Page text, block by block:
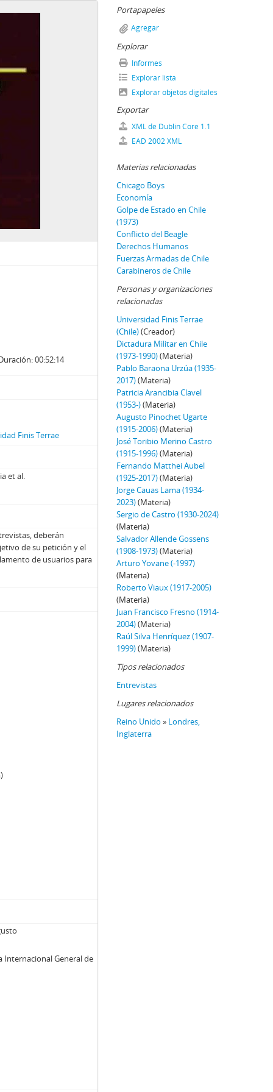
00:52:14
Finis Terrae
et al.
deberán
de su petición y el
de usuarios para
Internacional General de
Portapapeles
Agregar
Explorar
Informes
Explorar lista
Explorar objetos digitales
Exportar
XML de Dublin Core 1.1
EAD 2002 XML
Materias relacionadas
Chicago Boys
Economía
Golpe de Estado en Chile
(1973)
Conflicto del Beagle
Derechos Humanos
Fuerzas Armadas de Chile
Carabineros de Chile
Personas y organizaciones
relacionadas
Universidad Finis Terrae
(Chile)(Creador)
Dictadura Militar en Chile
(1973-1990)(Materia)
Pablo Baraona Urzúa (1935-
2017)(Materia)
Patricia Arancibia Clavel
(1953-)(Materia)
Augusto Pinochet Ugarte
(1915-2006)(Materia)
José Toribio Merino Castro
(1915-1996)(Materia)
Fernando Matthei Aubel
(1925-2017)(Materia)
Jorge Cauas Lama (1934-
2023)(Materia)
Sergio de Castro (1930-2024)
(Materia)
Salvador Allende Gossens
(1908-1973)(Materia)
Arturo Yovane (-1997)
(Materia)
Roberto Viaux (1917-2005)
(Materia)
Juan Francisco Fresno (1914-
2004)(Materia)
Raúl Silva Henríquez (1907-
1999)(Materia)
Tipos relacionados
Entrevistas
Lugares relacionados
Reino Unido » Londres,
Inglaterra